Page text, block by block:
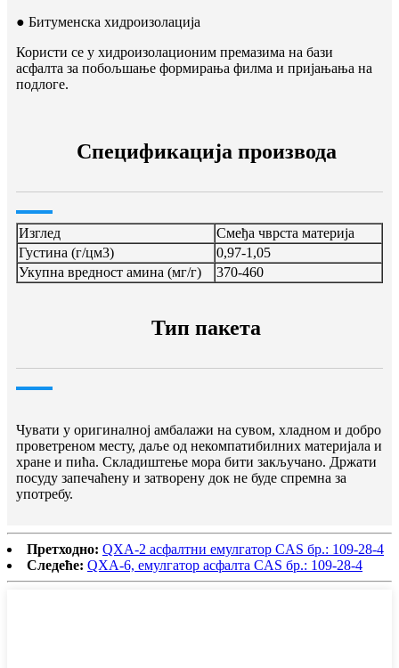
● Битуменска хидроизолација
Користи се у хидроизолационим премазима на бази
асфалта за побољшање формирања филма и пријањања на
подлоге.
Спецификација производа
Изглед
Смеђа чврста материја
Густина (г/цм3)
0,97-1,05
Укупна вредност амина (мг/г)
370-460
Тип пакета
Чувати у оригиналној амбалажи на сувом, хладном и добро
проветреном месту, даље од некомпатибилних материјала и
хране и пића. Складиштење мора бити закључано. Држати
посуду запечаћену и затворену док не буде спремна за
употребу.
Претходно: QXA-2 асфалтни емулгатор CAS бр.: 109-28-4
Следеће: QXA-6, емулгатор асфалта CAS бр.: 109-28-4